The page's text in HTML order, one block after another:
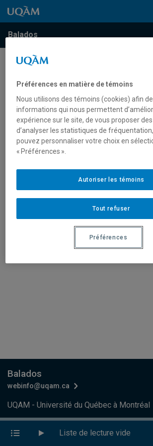
Passer au contenu
Accéder au menu principal
Accéder à la recherche
Passer au contenu
Accéder au menu principal
Balados Menu
Accueil
Liste de lecture vide
UQAM - Université du Québec à Montréal
Balados
webinfo@uqam.ca
Préférences des témoins
Préférences en matière de témoins
Nous utilisons des témoins (cookies) afin
informations qui nous permettent
expérience sur le site, de vous proposer
d’analyser les statistiques de
pouvez personnaliser votre choix en
« Préférences ».
Tout refuser
Autoriser les témoins
Préférences